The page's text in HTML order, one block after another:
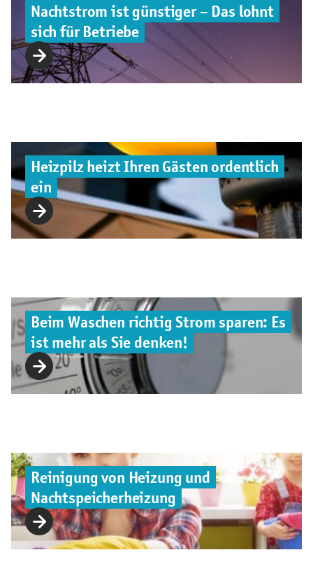
Nachtstrom ist günstiger – Das lohnt
sich für Betriebe
Heizpilz heizt Ihren Gästen ordentlich
ein
Beim Waschen richtig Strom sparen: Es
ist mehr als Sie denken!
Reinigung von Heizung und
Nachtspeicherheizung